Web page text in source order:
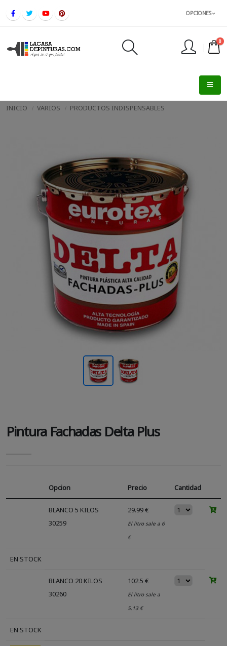
OPCIONES
0
INICIO VARIOS PRODUCTOS INDISPENSABLES
Pintura Fachadas Delta Plus
Opcion Precio Cantidad
BLANCO 5 KILOS
30259
29.99 €
El litro sale a 6
€
EN STOCK
BLANCO 20 KILOS
30260
102.5 €
El litro sale a
5.13 €
EN STOCK